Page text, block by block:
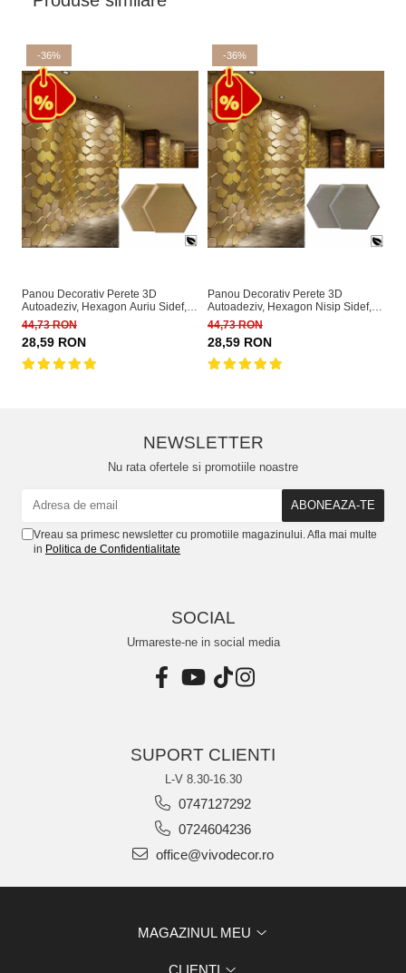
-36%
Panou Decorativ Perete 3D
Autoadeziv, Hexagon Auriu Sidef,
Set 2 buc., Placi Decor Perete
44,73 RON
28,59 RON
-36%
Panou Decorativ Perete 3D
Autoadeziv, Hexagon Nisip Sidef,
Set 2 buc., Placi Decor Perete
44,73 RON
28,59 RON
NEWSLETTER
Nu rata ofertele si promotiile noastre
Vreau sa primesc newsletter cu promotiile magazinului. Afla mai multe
in Politica de Confidentialitate
SOCIAL
Urmareste-ne in social media
SUPORT CLIENTI
L-V 8.30-16.30
0747127292
0724604236
office@vivodecor.ro
MAGAZINUL MEU